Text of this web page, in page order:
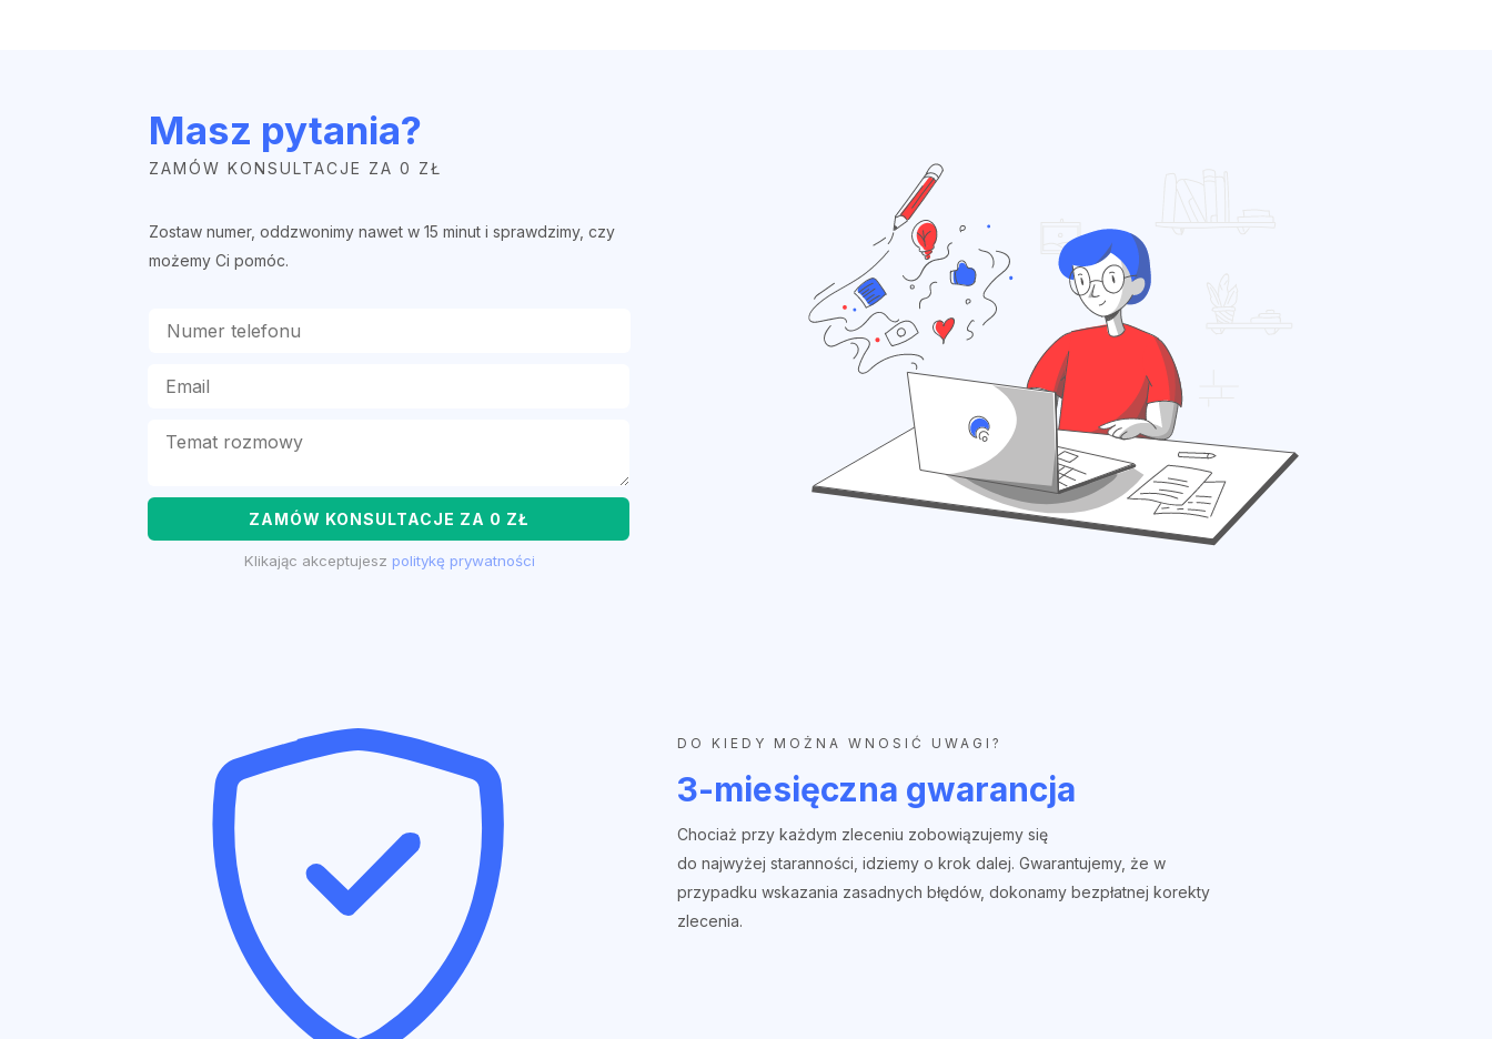
Masz pytania?
ZAMÓW KONSULTACJE ZA 0 ZŁ
Zostaw numer, oddzwonimy nawet w 15 minut i sprawdzimy, czy
możemy Ci pomóc.
ZAMÓW KONSULTACJE ZA 0 ZŁ
Klikając akceptujesz politykę prywatności
DO KIEDY MOŻNA WNOSIĆ UWAGI?
3-miesięczna gwarancja
Chociaż przy każdym zleceniu zobowiązujemy się
do najwyżej staranności, idziemy o krok dalej. Gwarantujemy, że w
przypadku wskazania zasadnych błędów, dokonamy bezpłatnej korekty
zlecenia.